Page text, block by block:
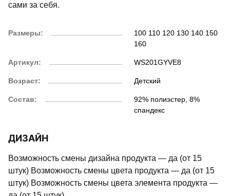
сами за себя.
Размеры: 100110120130140150
160
Артикул: WS201GYVE8
Возраст: Детский
Состав:
92% полиэстер, 8%
спандекс
ДИЗАЙН
Возможность смены дизайна продукта — да (от 15
штук) Возможность смены цвета продукта — да (от 15
штук) Возможность смены цвета элемента продукта —